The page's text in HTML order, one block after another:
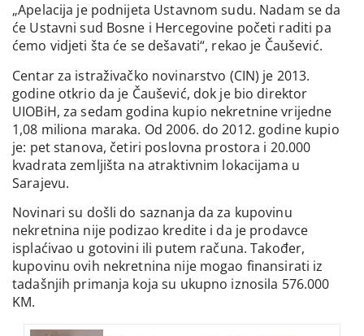
„Apelacija je podnijeta Ustavnom sudu. Nadam se da
će Ustavni sud Bosne i Hercegovine početi raditi pa
ćemo vidjeti šta će se dešavati“, rekao je Čaušević.
Centar za istraživačko novinarstvo (CIN) je 2013.
godine otkrio da je Čaušević, dok je bio direktor
UIOBiH, za sedam godina kupio nekretnine vrijedne
1,08 miliona maraka. Od 2006. do 2012. godine kupio
je: pet stanova, četiri poslovna prostora i 20.000
kvadrata zemljišta na atraktivnim lokacijama u
Sarajevu.
Novinari su došli do saznanja da za kupovinu
nekretnina nije podizao kredite i da je prodavce
isplaćivao u gotovini ili putem računa. Također,
kupovinu ovih nekretnina nije mogao finansirati iz
tadašnjih primanja koja su ukupno iznosila 576.000
KM.